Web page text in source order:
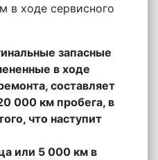
в ходе сервисного
запасные
в ходе
составляет
000 км пробега, в
что наступит
или 5 000 км в